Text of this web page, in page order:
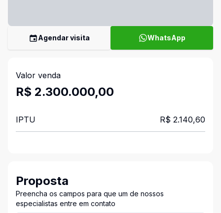
Agendar visita WhatsApp
Valor venda
R$ 2.300.000,00
IPTU R$ 2.140,60
Proposta
Preencha os campos para que um de nossos
especialistas entre em contato